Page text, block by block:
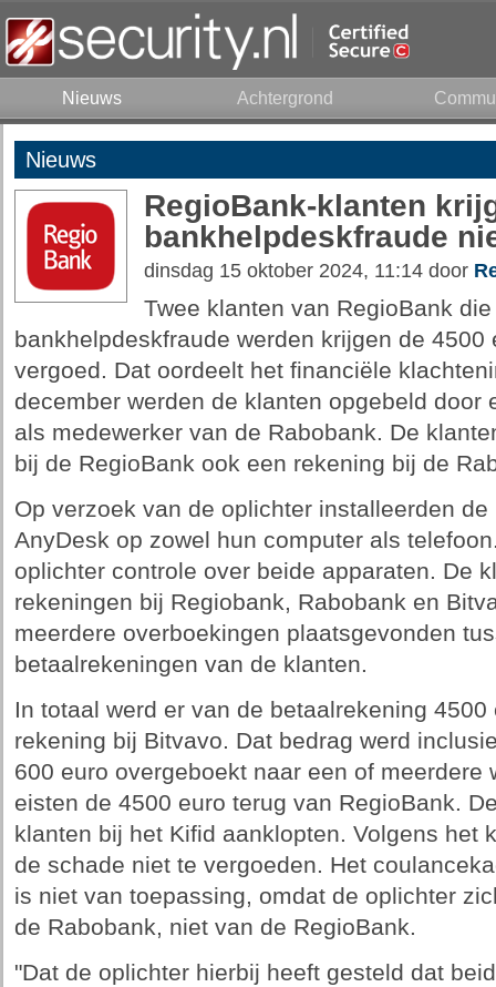
Nieuws Achtergrond
Nieuws
RegioBank-klanten
bankhelpdeskfraude
dinsdag 15 oktober 2024, 11:14 door
Twee klanten van RegioBank
bankhelpdeskfraude werden krijgen de
vergoed. Dat oordeelt het financiële
december werden de klanten opgebeld door
als medewerker van de Rabobank. De
bij de RegioBank ook een rekening bij de
Op verzoek van de oplichter installeerden
AnyDesk op zowel hun computer als
oplichter controle over beide apparaten. De
rekeningen bij Regiobank, Rabobank en
meerdere overboekingen plaatsgevonden
betaalrekeningen van de klanten.
In totaal werd er van de betaalrekening
rekening bij Bitvavo. Dat bedrag werd
600 euro overgeboekt naar een of meerdere
eisten de 4500 euro terug van RegioBank.
klanten bij het Kifid aanklopten. Volgens het
de schade niet te vergoeden. Het
is niet van toepassing, omdat de oplichter
de Rabobank, niet van de RegioBank.
"Dat de oplichter hierbij heeft gesteld dat